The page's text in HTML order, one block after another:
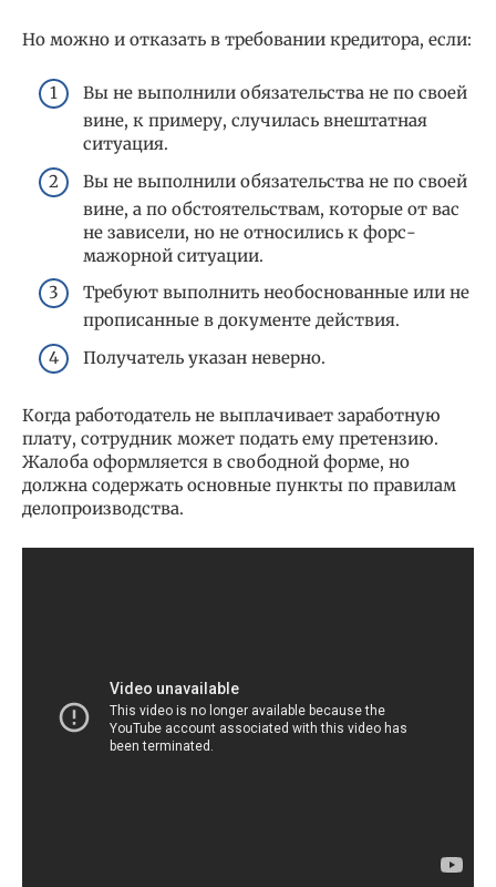
Но можно и отказать в требовании кредитора, если:
Вы не выполнили обязательства не по своей
вине, к примеру, случилась внештатная
ситуация.
Вы не выполнили обязательства не по своей
вине, а по обстоятельствам, которые от вас
не зависели, но не относились к форс-
мажорной ситуации.
Требуют выполнить необоснованные или не
прописанные в документе действия.
Получатель указан неверно.
Когда работодатель не выплачивает заработную
плату, сотрудник может подать ему претензию.
Жалоба оформляется в свободной форме, но
должна содержать основные пункты по правилам
делопроизводства.